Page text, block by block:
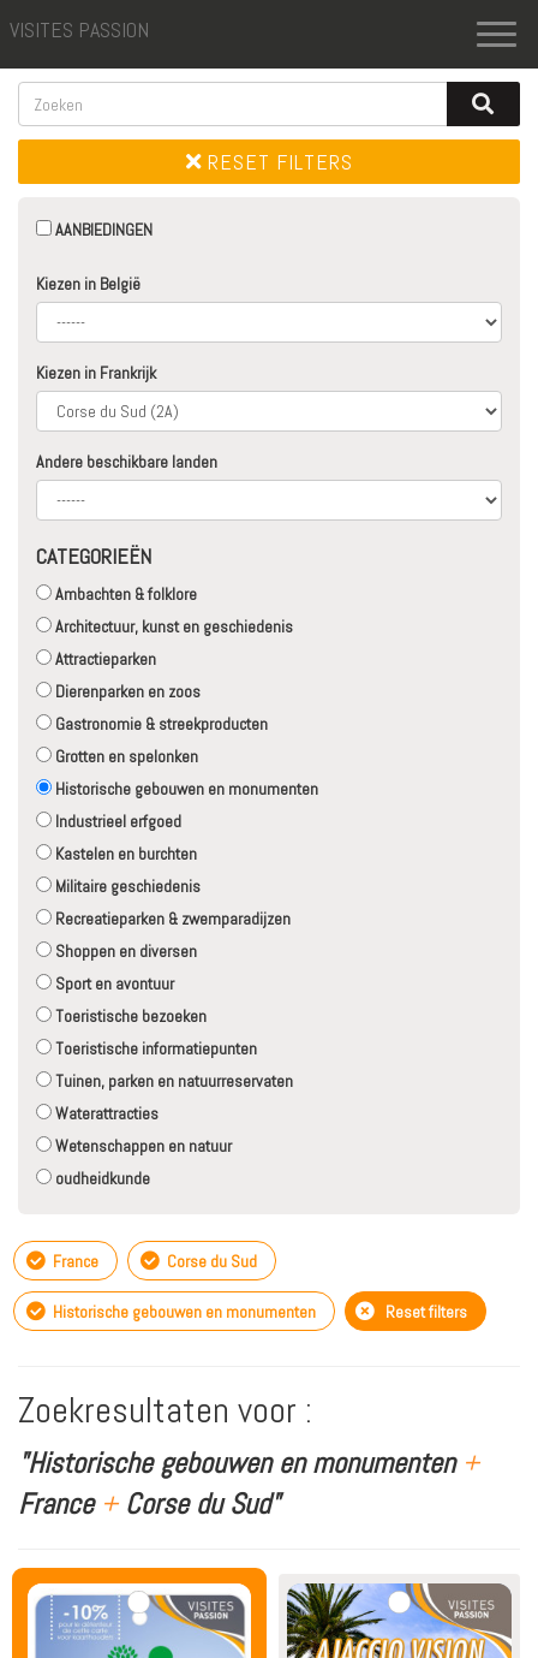
VISITES PASSION
RESET FILTERS
AANBIEDINGEN
Kiezen in België
Kiezen in Frankrijk
Andere beschikbare landen
CATEGORIEËN
Ambachten & folklore
Architectuur, kunst en geschiedenis
Attractieparken
Dierenparken en zoos
Gastronomie & streekproducten
Grotten en spelonken
Historische gebouwen en monumenten
Industrieel erfgoed
Kastelen en burchten
Militaire geschiedenis
Recreatieparken & zwemparadijzen
Shoppen en diversen
Sport en avontuur
Toeristische bezoeken
Toeristische informatiepunten
Tuinen, parken en natuurreservaten
Waterattracties
Wetenschappen en natuur
oudheidkunde
France Corse du Sud
Historische gebouwen en monumenten Reset filters
Zoekresultaten voor :
"Historische gebouwen en monumenten +
France +Corse du Sud"